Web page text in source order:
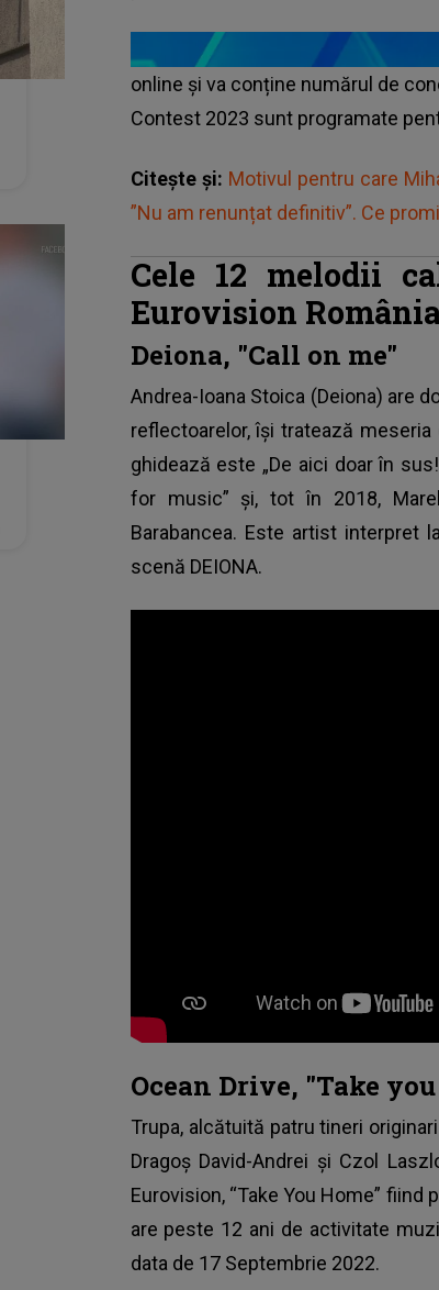
online și va conține numărul de
Contest 2023 sunt programate
Citește și: Motivul pentru care
”Nu am renunțat definitiv”. Ce
Cele 12 melodii
Eurovision
Deiona, "Call on me"
Andrea-Ioana Stoica (Deiona) are
reflectoarelor, îşi tratează
ghidează este „De aici doar în
for music” şi, tot în 2018,
Barabancea. Este artist interpret
scenă DEIONA.
Ocean Drive, "Take
Trupa, alcătuită patru tineri
Dragoş David-Andrei şi Czol
Eurovision, “Take You Home”
are peste 12 ani de activitate
data de 17 Septembrie 2022.